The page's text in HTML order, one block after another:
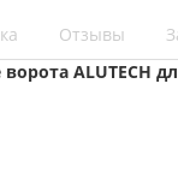
Отзывы
ALUTECH